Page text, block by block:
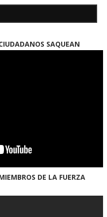
SAQUEAN
DE LA FUERZA